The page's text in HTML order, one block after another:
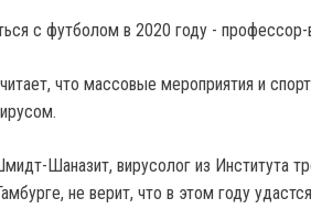
что массовые мероприятия и
Шаназит, вирусолог из Института
не верит, что в этом году